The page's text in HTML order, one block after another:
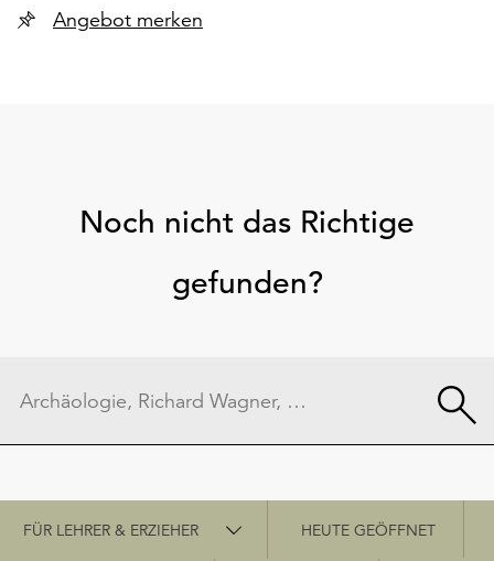
Angebot merken
Noch nicht das Richtige
gefunden?
Schnellzugriff
FÜR LEHRER & ERZIEHER HEUTE GEÖFFNET